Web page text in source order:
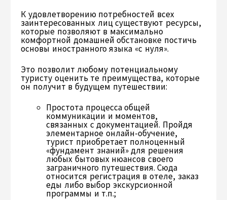
К удовлетворению потребностей всех
заинтересованных лиц существуют ресурсы,
которые позволяют в максимально
комфортной домашней обстановке постичь
основы иностранного языка «с нуля».
Это позволит любому потенциальному
туристу оценить те преимущества, которые
он получит в будущем путешествии:
Простота процесса общей
коммуникации и моментов,
связанных с документацией. Пройдя
элементарное онлайн-обучение,
турист приобретает полноценный
«фундамент знаний» для решения
любых бытовых нюансов своего
заграничного путешествия. Сюда
относится регистрация в отеле, заказ
еды либо выбор экскурсионной
программы и т.п.;